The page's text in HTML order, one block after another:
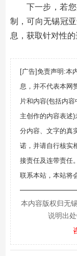
下一步，若
制，可向无锡冠
息，获取针对性的
[广告]免责声明:本
息，并不代表本网
片和内容(包括内
主创作的内容表述
分内容、文字的真
诺，并请自行核实
接责任及连带责任
联系本站，本站将
本内容版权归无
说明出